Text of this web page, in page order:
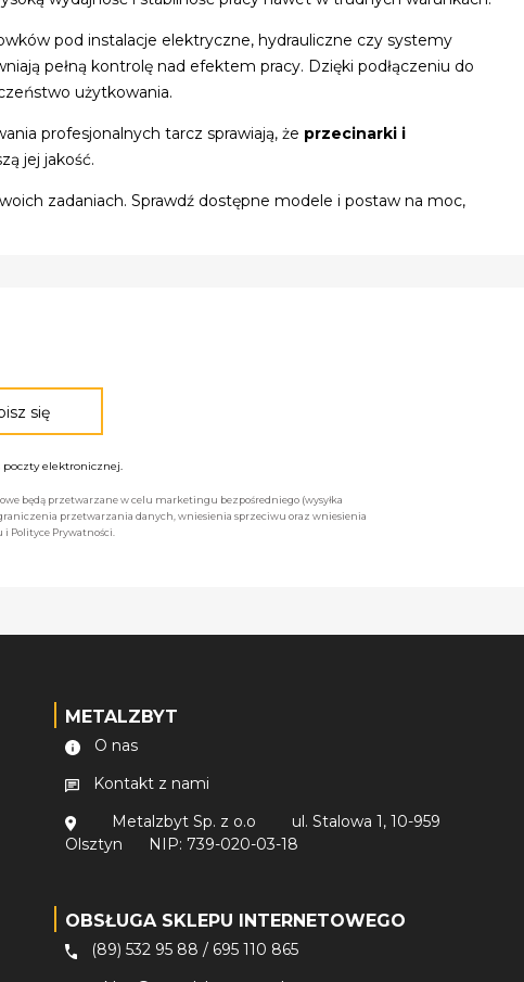
pod instalacje elektryczne, hydrauliczne czy systemy
pełną kontrolę nad efektem pracy. Dzięki podłączeniu do
użytkowania.
profesjonalnych tarcz sprawiają, że przecinarki i
jej jakość.
zadaniach. Sprawdź dostępne modele i postaw na moc,
elektronicznej.
będą przetwarzane w celu marketingu bezpośredniego (wysyłka
przetwarzania danych, wniesienia sprzeciwu oraz wniesienia
i Polityce Prywatności.
METALZBYT
O nas
Kontakt z nami
Metalzbyt Sp. z o.o
ul. Stalowa 1, 10-959
Olsztyn
NIP: 739-020-03-18
OBSŁUGA SKLEPU INTERNETOWEGO
(89) 532 95 88 / 695 110 865